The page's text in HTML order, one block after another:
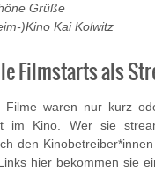
Grüße
)Kino Kai Kolwitz
Filmstarts als
Filme waren nur kurz
im Kino. Wer sie
den
hier bekommen sie